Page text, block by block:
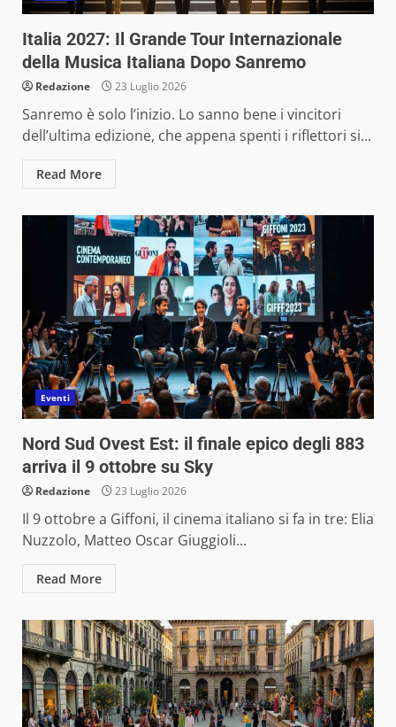
Italia 2027: Il Grande Tour Internazionale
della Musica Italiana Dopo Sanremo
Redazione 23 Luglio 2026
Sanremo è solo l’inizio. Lo sanno bene i vincitori
dell’ultima edizione, che appena spenti i riflettori si...
Read More
Eventi
Nord Sud Ovest Est: il finale epico degli 883
arriva il 9 ottobre su Sky
Redazione 23 Luglio 2026
Il 9 ottobre a Giffoni, il cinema italiano si fa in tre: Elia
Nuzzolo, Matteo Oscar Giuggioli...
Read More